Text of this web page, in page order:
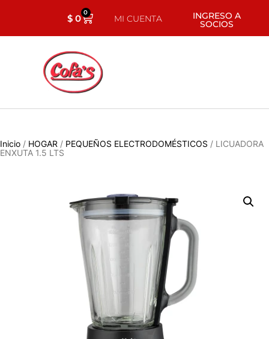
$0 0
MI CUENTA INGRESO A
SOCIOS
Inicio / HOGAR / PEQUEÑOS ELECTRODOMÉSTICOS / LICUADORA
ENXUTA 1.5 LTS